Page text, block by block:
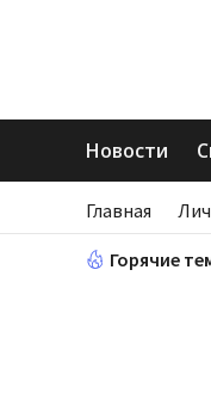
Новости
Главная
Горячие